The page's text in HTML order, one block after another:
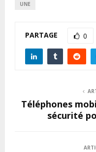
UNE
PARTAGE 0
Téléphones
sécurité